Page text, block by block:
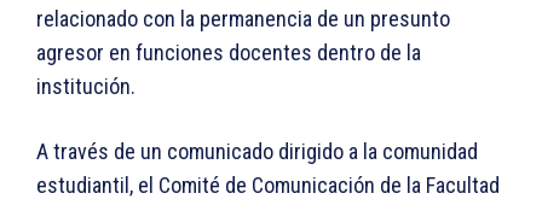
relacionado con la permanencia de un presunto
agresor en funciones docentes dentro de la
institución.
A través de un comunicado dirigido a la comunidad
estudiantil, el Comité de Comunicación de la Facultad